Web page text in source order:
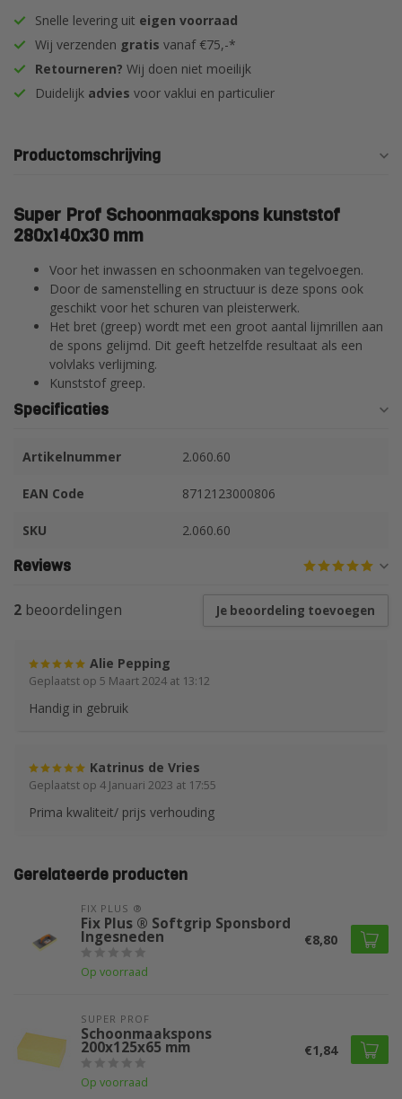
Snelle levering uit eigen voorraad
Wij verzenden gratis vanaf €75,-*
Retourneren? Wij doen niet moeilijk
Duidelijk advies voor vaklui en particulier
Productomschrijving
Super Prof Schoonmaakspons kunststof
280x140x30 mm
Voor het inwassen en schoonmaken van tegelvoegen.
Door de samenstelling en structuur is deze spons ook
geschikt voor het schuren van pleisterwerk.
Het bret (greep) wordt met een groot aantal lijmrillen aan
de spons gelijmd. Dit geeft hetzelfde resultaat als een
volvlaks verlijming.
Kunststof greep.
Specificaties
Artikelnummer 2.060.60
EAN Code 8712123000806
SKU 2.060.60
Reviews
2 beoordelingen Je beoordeling toevoegen
Alie Pepping
Geplaatst op 5 Maart 2024 at 13:12
Handig in gebruik
Katrinus de Vries
Geplaatst op 4 Januari 2023 at 17:55
Prima kwaliteit/ prijs verhouding
Gerelateerde producten
FIX PLUS ®
Fix Plus ® Softgrip Sponsbord
Ingesneden
Op voorraad
€8,80
SUPER PROF
Schoonmaakspons
200x125x65 mm
Op voorraad
€1,84